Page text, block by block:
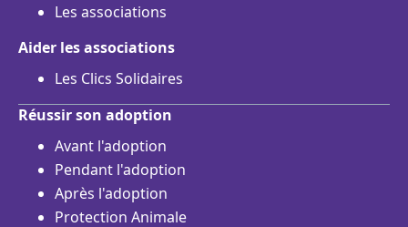
Les associations
Aider les associations
Les Clics Solidaires
Réussir son adoption
Avant l'adoption
Pendant l'adoption
Après l'adoption
Protection Animale